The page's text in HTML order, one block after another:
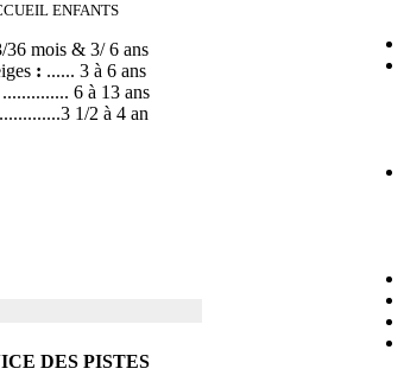
ENFANTS
/36 mois & 3/ 6 ans
: ...... 3 à 6 ans
.............. 6 à 13 ans
1/2 à 4 an
DES PISTES